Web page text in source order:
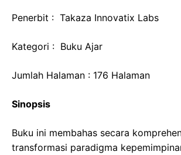
Penerbit : Takaza Innovatix Labs
Kategori : Buku Ajar
Jumlah Halaman : 176 Halaman
Sinopsis
Buku ini membahas secara
transformasi paradigma